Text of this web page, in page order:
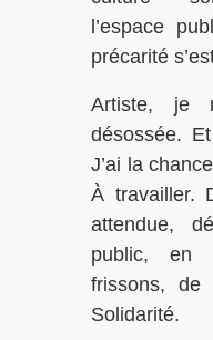
l’espace
précarité
Artiste, je
désossée.
J’ai la
À travailler.
attendue,
public, en
frissons, de
Solidarité.